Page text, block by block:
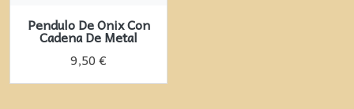
Pendulo De Onix Con
Cadena De Metal
9,50 €